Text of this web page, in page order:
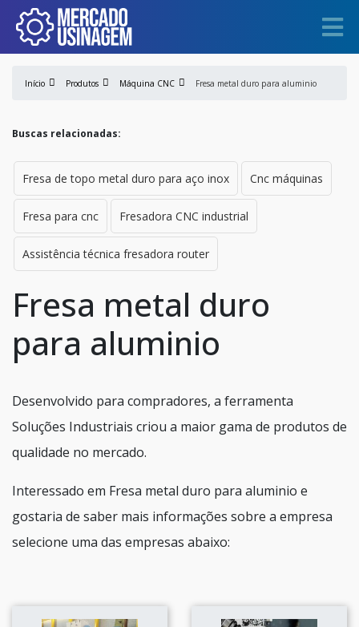
Início Produtos Máquina CNC Fresa metal duro para aluminio
Buscas relacionadas:
Fresa de topo metal duro para aço inox Cnc máquinas
Fresa para cnc Fresadora CNC industrial
Assistência técnica fresadora router
Fresa metal duro
para aluminio
Desenvolvido para compradores, a ferramenta
Soluções Industriais criou a maior gama de produtos de
qualidade no mercado.
Interessado em Fresa metal duro para aluminio e
gostaria de saber mais informações sobre a empresa
selecione uma das empresas abaixo: